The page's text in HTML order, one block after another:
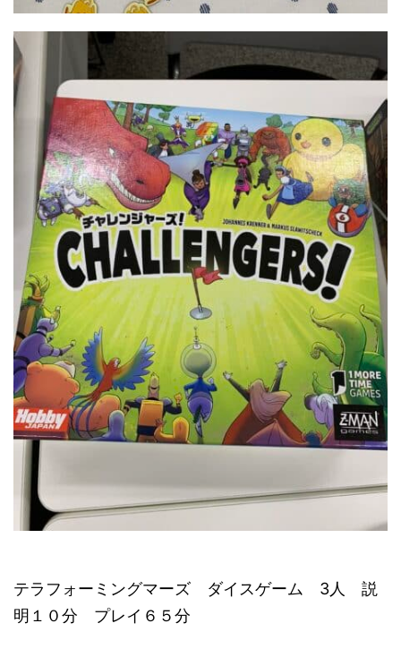
テラフォーミングマーズ ダイスゲーム 3人 説
明１０分 プレイ６５分